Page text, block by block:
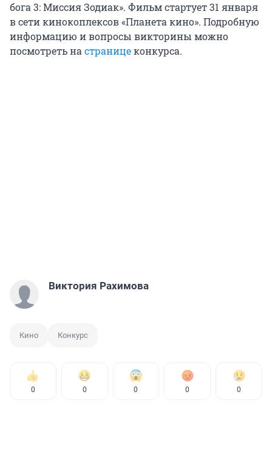
бога 3: Миссия Зодиак». Фильм стартует 31 января
в сети кинокоплексов «Планета кино». Подробную
информацию и вопросы викторины можно
посмотреть на страницеконкурса.
Виктория Рахимова
Кино Конкурс
0 0 0 0 0